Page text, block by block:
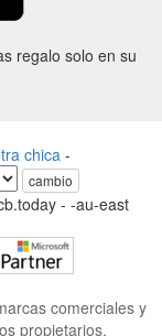
regalo solo en su
chica -
cambio
- -au-east
comerciales y
propietarios.